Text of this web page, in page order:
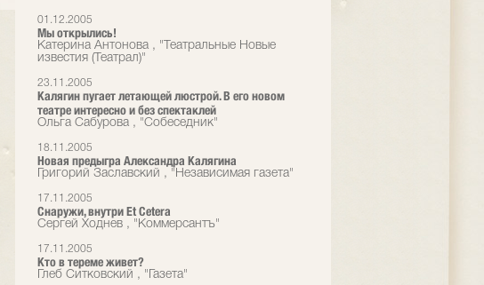
01.12.2005
Мы открылись!
Катерина Антонова , "Театральные Новые
известия (Театрал)"
23.11.2005
Калягин пугает летающей люстрой. В его новом
театре интересно и без спектаклей
Ольга Сабурова , "Собеседник"
18.11.2005
Новая предыгра Александра Калягина
Григорий Заславский , "Независимая газета"
17.11.2005
Снаружи, внутри Et Cetera
Сергей Ходнев , "Коммерсантъ"
17.11.2005
Кто в тереме живет?
Глеб Ситковский , "Газета"